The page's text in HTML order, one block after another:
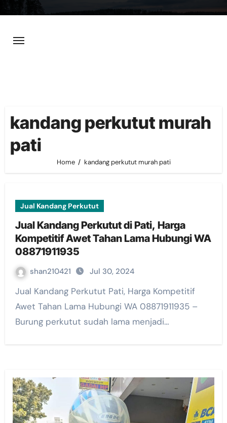
content
kandang perkutut murah
pati
Home kandang perkutut murah pati
Jual Kandang Perkutut
Jual Kandang Perkutut di Pati, Harga
Kompetitif Awet Tahan Lama Hubungi WA
08871911935
shan210421 Jul 30, 2024
Jual Kandang Perkutut Pati, Harga Kompetitif
Awet Tahan Lama Hubungi WA 08871911935 –
Burung perkutut sudah lama menjadi…